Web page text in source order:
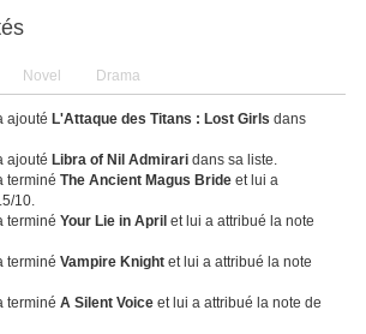
Novel Drama
ajouté L'Attaque des Titans : Lost Girls dans
ajouté Libra of Nil Admirari dans sa liste.
terminéThe Ancient Magus Bride et lui a
10.
terminéYour Lie in April et lui a attribué la note
terminéVampire Knight et lui a attribué la note
terminéA Silent Voice et lui a attribué la note de